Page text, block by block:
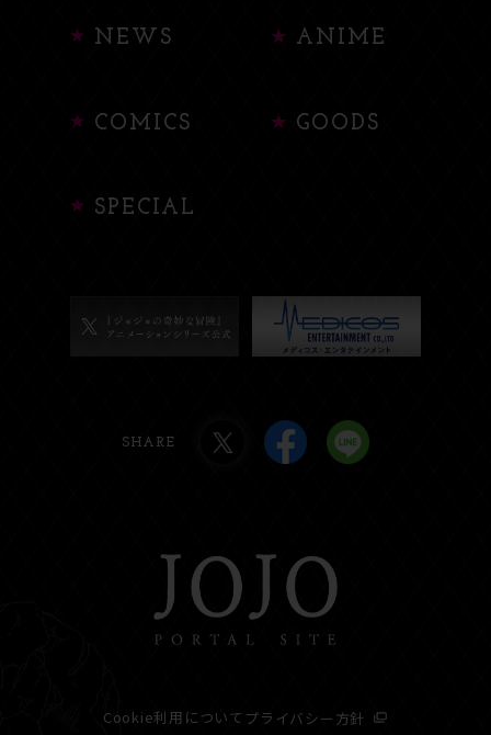
NEWS ANIME
COMICS GOODS
SPECIAL
SHARE
Cookie利用について プライバシー方針